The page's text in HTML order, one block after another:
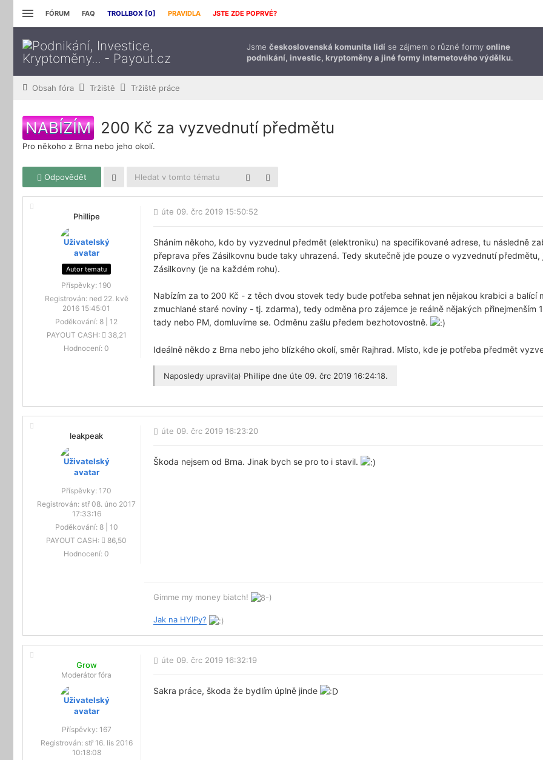
FÓRUM FAQ TROLLBOX [0] PRAVIDLA JSTE ZDE POPRVÉ?
Jsme československá komunita lidí se zájmem o různé formy online
podnikání, investic, kryptoměny a jiné formy internetového výdělku.
Obsah fóra Tržiště Tržiště práce
NABÍZÍM 200 Kč za vyzvednutí předmětu
Pro někoho z Brna nebo jeho okolí.
Odpovědět
Phillipe
Autor tematu
Příspěvky: 190
Registrován: ned 22. kvě
2016 15:45:01
Poděkování: 8
12
PAYOUT CASH:
38,21
Hodnocení: 0
úte 09. črc 2019 15:50:52
Sháním někoho, kdo by vyzvednul předmět (elektroniku) na specifikované adrese, tu následně
přeprava přes Zásilkovnu bude taky uhrazená. Tedy skutečně jde pouze o vyzvednutí
Zásilkovny (je na každém rohu).
Nabízím za to 200 Kč - z těch dvou stovek tedy bude potřeba sehnat jen nějakou krabici a balící
zmuchlané staré noviny - tj. zdarma), tedy odměna pro zájemce je reálně nějakých
tady nebo PM, domluvíme se. Odměnu zašlu předem bezhotovostně.
Ideálně někdo z Brna nebo jeho blízkého okolí, směr Rajhrad. Místo, kde je potřeba předmět
Naposledy upravil(a) Phillipe dne úte 09. črc 2019 16:24:18.
leakpeak
Příspěvky: 170
Registrován: stř 08. úno 2017
17:33:16
Poděkování: 8| 10
PAYOUT CASH:
86,50
Hodnocení: 0
úte 09. črc 2019 16:23:20
Škoda nejsem od Brna. Jinak bych se pro to i stavil.
Gimme my money biatch!
Jak na HYIPy?
Grow
Moderátor fóra
Příspěvky: 167
Registrován: stř 16. lis 2016
10:18:08
úte 09. črc 2019 16:32:19
Sakra práce, škoda že bydlím úplně jinde